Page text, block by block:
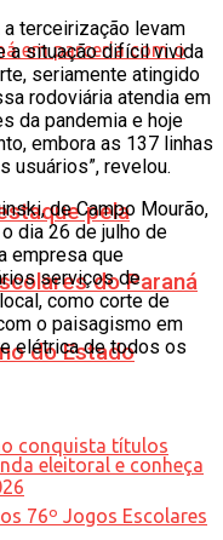
pela
do Paraná
do Estado
terceirização levam
a situação difícil vivida
seriamente atingido
rodoviária atendia em
da pandemia e hoje
embora as 137 linhas
usuários”, revelou.
de Campo Mourão,
dia 26 de julho de
empresa que
serviços de
como corte de
o paisagismo em
elétrica de todos os